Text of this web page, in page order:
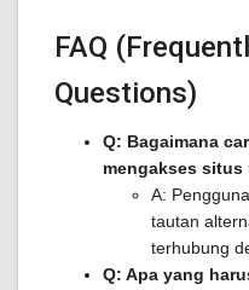
FAQ
Questions)
Q: Bagaimana
mengakses situs
A:
tautan
terhubung
Q: Apa yang